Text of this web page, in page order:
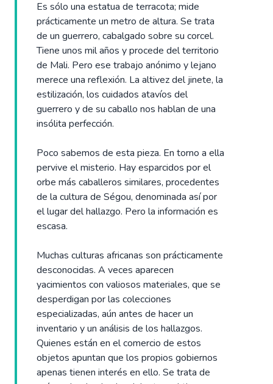
Es sólo una estatua de terracota; mide
prácticamente un metro de altura. Se trata
de un guerrero, cabalgado sobre su corcel.
Tiene unos mil años y procede del territorio
de Mali. Pero ese trabajo anónimo y lejano
merece una reflexión. La altivez del jinete, la
estilización, los cuidados atavíos del
guerrero y de su caballo nos hablan de una
insólita perfección.
Poco sabemos de esta pieza. En torno a ella
pervive el misterio. Hay esparcidos por el
orbe más caballeros similares, procedentes
de la cultura de Ségou, denominada así por
el lugar del hallazgo. Pero la información es
escasa.
Muchas culturas africanas son prácticamente
desconocidas. A veces aparecen
yacimientos con valiosos materiales, que se
desperdigan por las colecciones
especializadas, aún antes de hacer un
inventario y un análisis de los hallazgos.
Quienes están en el comercio de estos
objetos apuntan que los propios gobiernos
apenas tienen interés en ello. Se trata de